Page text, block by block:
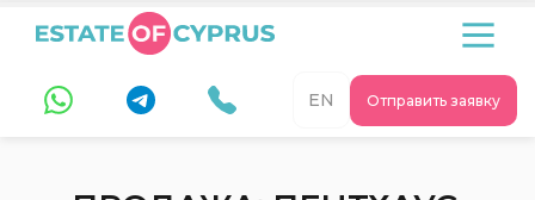
Отправить заявку
EN